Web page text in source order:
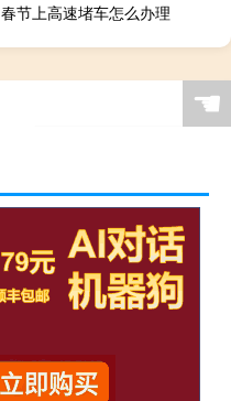
春节上高速堵车怎么办理
☚